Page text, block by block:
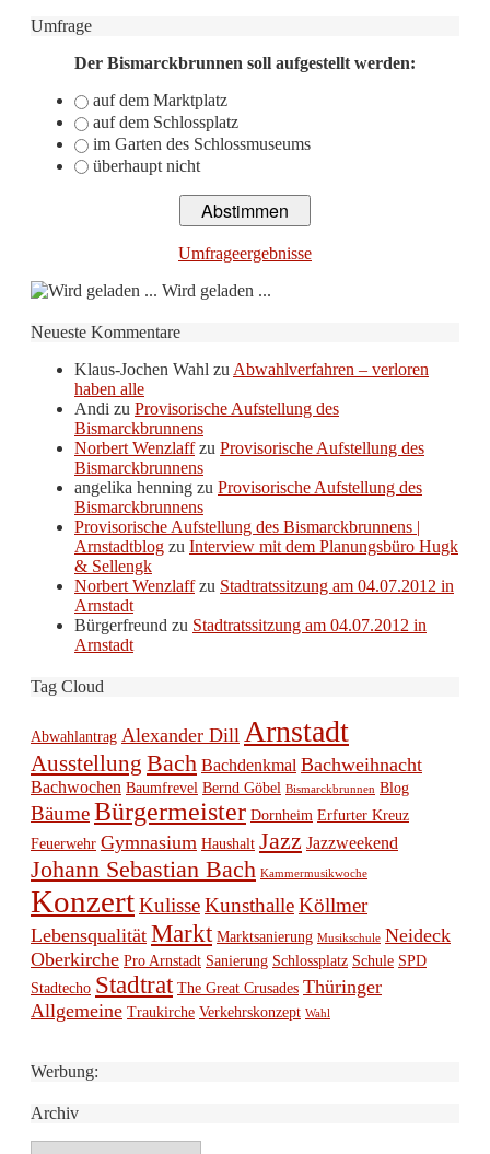
Umfrage
Der Bismarckbrunnen soll aufgestellt werden:
auf dem Marktplatz
auf dem Schlossplatz
im Garten des Schlossmuseums
überhaupt nicht
Umfrageergebnisse
Wird geladen ...
Neueste Kommentare
Klaus-Jochen Wahl zuAbwahlverfahren – verloren
haben alle
Andi zu Provisorische Aufstellung des
Bismarckbrunnens
Norbert Wenzlaffzu Provisorische Aufstellung des
Bismarckbrunnens
angelika henning zu Provisorische Aufstellung des
Bismarckbrunnens
Provisorische Aufstellung des Bismarckbrunnens |
Arnstadtblog zu Interview mit dem Planungsbüro Hugk
& Sellengk
Norbert Wenzlaffzu Stadtratssitzung am 04.07.2012 in
Arnstadt
Bürgerfreund zu Stadtratssitzung am 04.07.2012 in
Arnstadt
Tag Cloud
Abwahlantrag Alexander Dill Arnstadt
Ausstellung Bach Bachdenkmal Bachweihnacht
Bachwochen Baumfrevel Bernd Göbel Bismarckbrunnen Blog
BäumeBürgermeister Dornheim Erfurter Kreuz
Feuerwehr Gymnasium Haushalt Jazz Jazzweekend
Johann Sebastian Bach Kammermusikwoche
KonzertKulisseKunsthalleKöllmer
Lebensqualität Markt Marktsanierung Musikschule Neideck
Oberkirche Pro Arnstadt Sanierung Schlossplatz Schule SPD
Stadtecho Stadtrat The Great Crusades Thüringer
Allgemeine Traukirche Verkehrskonzept Wahl
Werbung:
Archiv